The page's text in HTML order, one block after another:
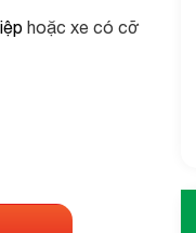
hoặc xe có cỡ